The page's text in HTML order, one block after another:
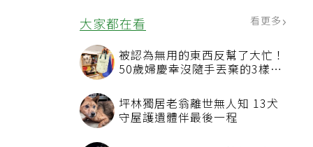
大家都在看
被認為無用的東西反幫了大忙！
50歲婦慶幸沒隨手丟棄的3樣物
坪林獨居老翁離世無人知 13犬
守屋護遺體伴最後一程